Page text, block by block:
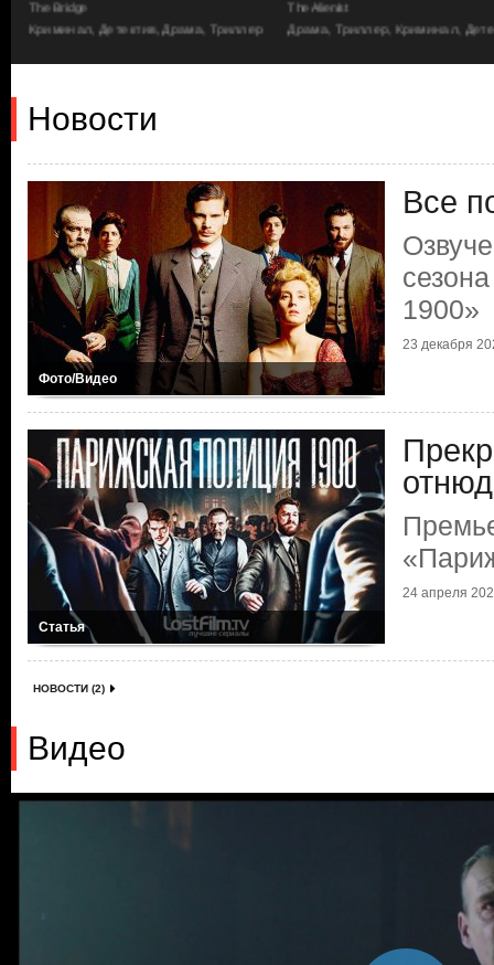
The Bridge
Криминал, Детектив, Драма, Триллер
The Alienist
Драма, Триллер, Криминал,
Новости
Фото/Видео
Все
1900»
23 декабря
Статья
24 апреля
НОВОСТИ (2)
Видео